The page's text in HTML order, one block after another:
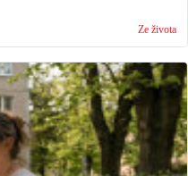
Ze života